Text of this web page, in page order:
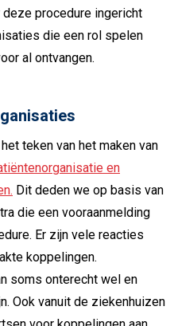
procedure ingericht
die een rol spelen
al ontvangen.
teken van het maken van
en
Dit deden we op basis van
die een vooraanmelding
Er zijn vele reacties
koppelingen.
soms onterecht wel en
Ook vanuit de ziekenhuizen